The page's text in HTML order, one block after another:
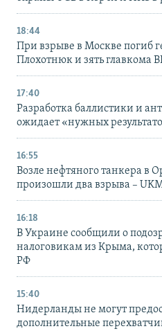
18:44
При взрыве в Москве погиб
Плохотнюк и зять главкома
17:40
Разработка баллистики и
ожидает «нужных
16:55
Возле нефтяного танкера в
произошли два взрыва –
16:18
В Украине сообщили о
налоговикам из Крыма,
РФ
15:40
Нидерланды не могут
дополнительные